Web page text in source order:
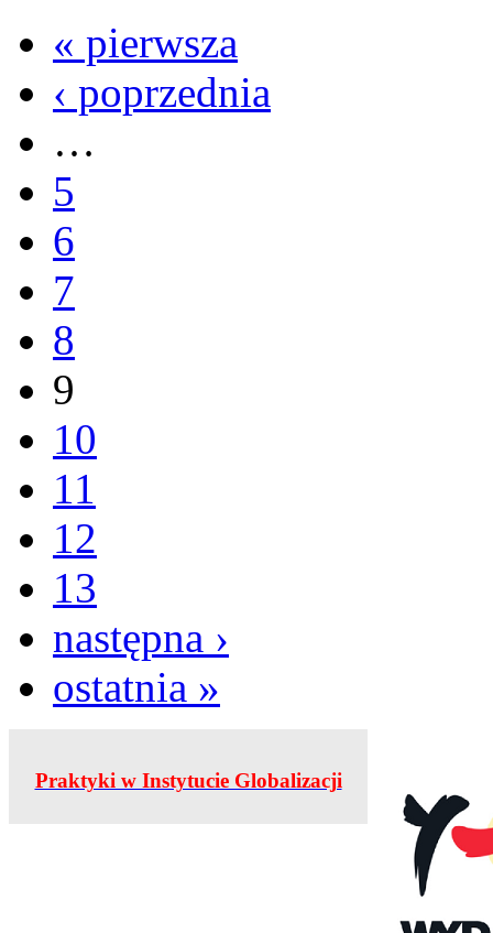
« pierwsza
‹ poprzednia
…
5
6
7
8
9
10
11
12
13
następna ›
ostatnia »
Praktyki w Instytucie Globalizacji